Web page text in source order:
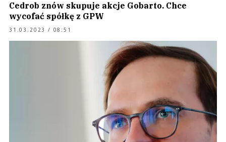
Cedrob znów skupuje akcje Gobarto. Chce
wycofać spółkę z GPW
31.03.2023 / 08:51